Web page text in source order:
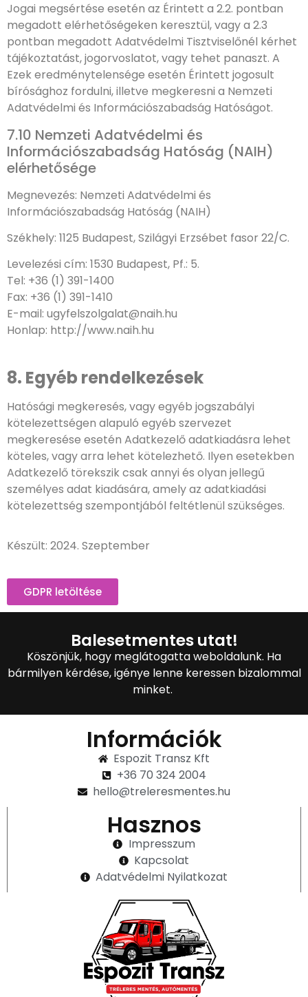
Jogai megsértése esetén az Érintett a 2.2. pontban
megadott elérhetőségeken keresztül, vagy a 2.3
pontban megadott Adatvédelmi Tisztviselőnél kérhet
tájékoztatást, jogorvoslatot, vagy tehet panaszt. A
Ezek eredménytelensége esetén Érintett jogosult
bírósághoz fordulni, illetve megkeresni a Nemzeti
Adatvédelmi és Információszabadság Hatóságot.
7.10 Nemzeti Adatvédelmi és
Információszabadság Hatóság (NAIH)
elérhetősége
Megnevezés: Nemzeti Adatvédelmi és
Információszabadság Hatóság (NAIH)
Székhely: 1125 Budapest, Szilágyi Erzsébet fasor 22/C.
Levelezési cím: 1530 Budapest, Pf.: 5.
Tel: +36 (1) 391-1400
Fax: +36 (1) 391-1410
E-mail: ugyfelszolgalat@naih.hu
Honlap: http://www.naih.hu
8. Egyéb rendelkezések
Hatósági megkeresés, vagy egyéb jogszabályi
kötelezettségen alapuló egyéb szervezet
megkeresése esetén Adatkezelő adatkiadásra lehet
köteles, vagy arra lehet kötelezhető. Ilyen esetekben
Adatkezelő törekszik csak annyi és olyan jellegű
személyes adat kiadására, amely az adatkiadási
kötelezettség szempontjából feltétlenül szükséges.
Készült: 2024. Szeptember
GDPR letöltése
Balesetmentes utat!
Köszönjük, hogy meglátogatta weboldalunk. Ha
bármilyen kérdése, igénye lenne keressen bizalommal
minket.
Információk
Espozit Transz Kft
+36 70 324 2004
hello@treleresmentes.hu
Hasznos
Impresszum
Kapcsolat
Adatvédelmi Nyilatkozat